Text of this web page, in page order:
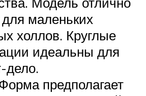
маленьких
холлов. Круглые
идеальны для
дело.
предполагает